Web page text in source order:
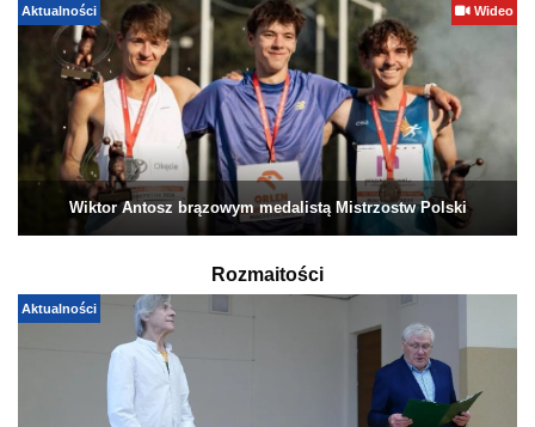
Aktualności Wideo
Wiktor Antosz brązowym medalistą Mistrzostw Polski
Rozmaitości
Aktualności